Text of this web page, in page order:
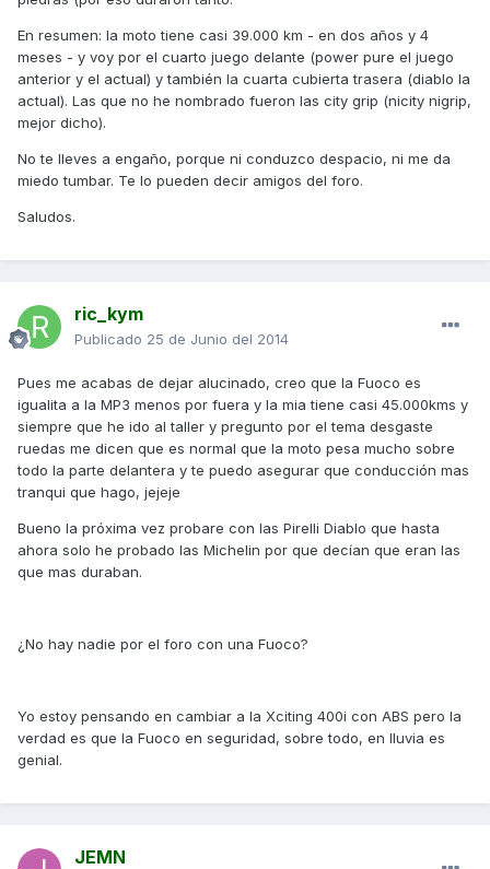
En resumen: la moto tiene casi 39.000 km - en dos años y 4
meses - y voy por el cuarto juego delante (power pure el juego
anterior y el actual) y también la cuarta cubierta trasera (diablo la
actual). Las que no he nombrado fueron las city grip (nicity nigrip,
mejor dicho).
No te lleves a engaño, porque ni conduzco despacio, ni me da
miedo tumbar. Te lo pueden decir amigos del foro.
Saludos.
ric_kym
Publicado 25 de Junio del 2014
Pues me acabas de dejar alucinado, creo que la Fuoco es
igualita a la MP3 menos por fuera y la mia tiene casi 45.000kms y
siempre que he ido al taller y pregunto por el tema desgaste
ruedas me dicen que es normal que la moto pesa mucho sobre
todo la parte delantera y te puedo asegurar que conducción mas
tranqui que hago, jejeje
Bueno la próxima vez probare con las Pirelli Diablo que hasta
ahora solo he probado las Michelin por que decían que eran las
que mas duraban.
¿No hay nadie por el foro con una Fuoco?
Yo estoy pensando en cambiar a la Xciting 400i con ABS pero la
verdad es que la Fuoco en seguridad, sobre todo, en lluvia es
genial.
JEMN